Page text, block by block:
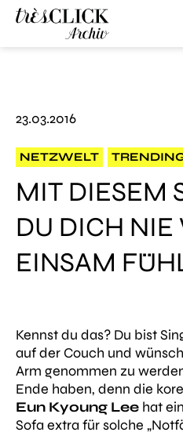
23.03.2016
NETZWELT
MIT DIESEM
DU DICH NIE
EINSAM
Kennst du das? Du bist
auf der Couch und
Arm genommen zu
Ende haben, denn die
Eun Kyoung Lee hat
Sofa extra für solche